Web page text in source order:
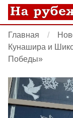
Главная
Кунашира и
Победы»